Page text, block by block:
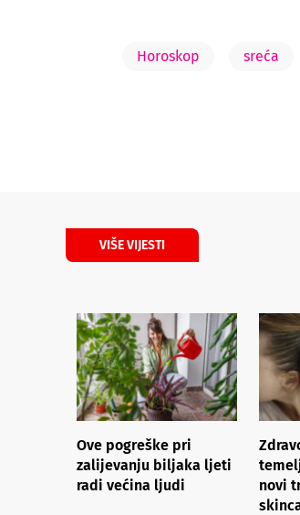
Horoskop sreća
VIŠE VIJESTI
Ove pogreške pri
zalijevanju biljaka ljeti
radi većina ljudi
novi